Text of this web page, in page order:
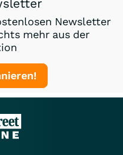
Newsletter
mehr aus der